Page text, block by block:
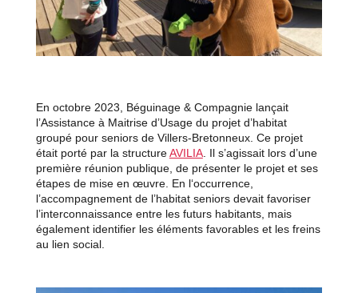
En octobre 2023, Béguinage & Compagnie lançait
l’Assistance à Maitrise d’Usage du projet d’habitat
groupé pour seniors de Villers-Bretonneux. Ce projet
était porté par la structureAVILIA. Il s’agissait lors d’une
première réunion publique, de présenter le projet et ses
étapes de mise en œuvre. En l‘occurrence,
l’accompagnement de l’habitat seniors devait favoriser
l’interconnaissance entre les futurs habitants, mais
également identifier les éléments favorables et les freins
au lien social.